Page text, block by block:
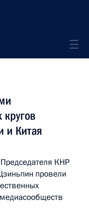
кругов
и Китая
КНР
провели